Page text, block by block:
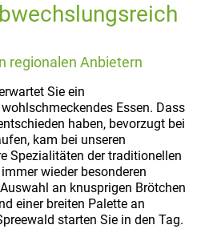
regionalen Anbietern
Sie ein
Essen. Dass
haben, bevorzugt bei
kam bei unseren
Spezialitäten der traditionellen
wieder besonderen
an knusprigen Brötchen
einer breiten Palette an
starten Sie in den Tag.